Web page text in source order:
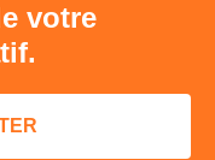
votre